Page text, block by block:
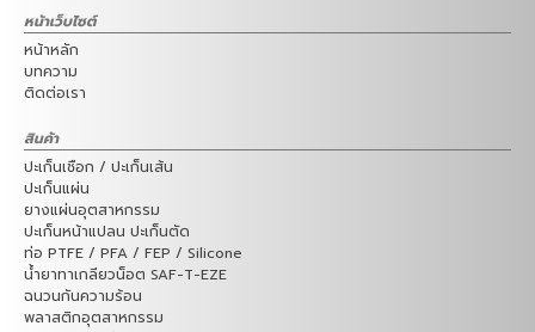
หน้าเว็บไซต์
หน้าหลัก
บทความ
ติดต่อเรา
สินค้า
ปะเก็นเชือก / ปะเก็นเส้น
ปะเก็นแผ่น
ยางแผ่นอุตสาหกรรม
ปะเก็นหน้าแปลน ปะเก็นตัด
ท่อ PTFE / PFA / FEP / Silicone
น้ำยาทาเกลียวน็อต SAF-T-EZE
ฉนวนกันความร้อน
พลาสติกอุตสาหกรรม